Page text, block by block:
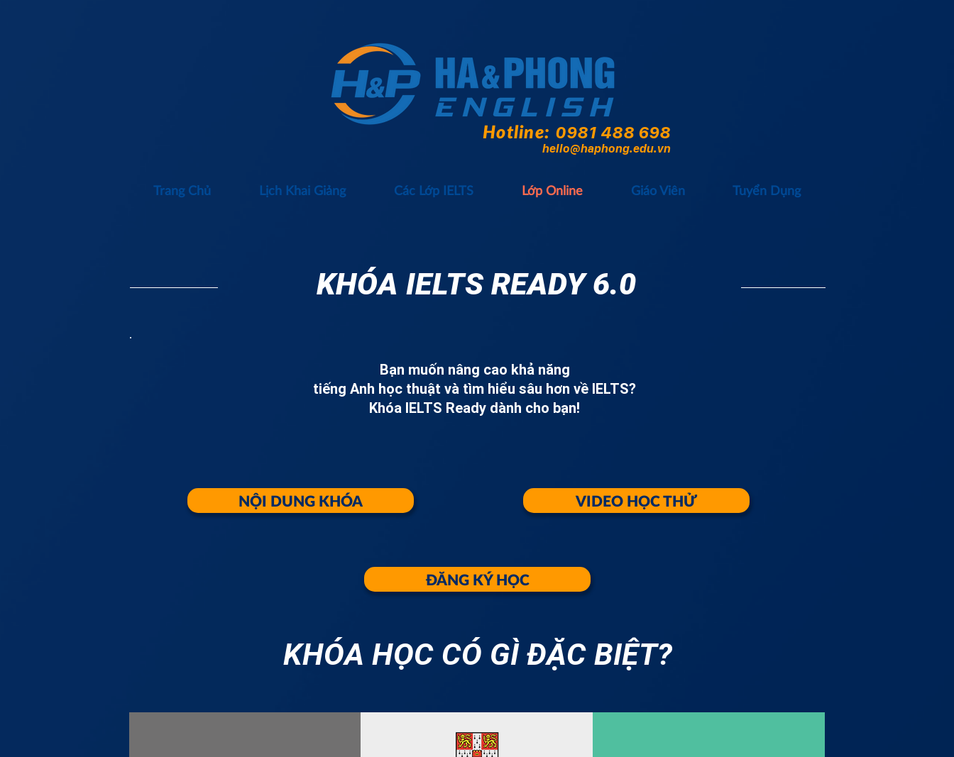
Hotline: 0981 488 698
hello@haphong.edu.vn
Trang Chủ Lịch Khai Giảng Các Lớp IELTS Lớp Online Giáo Viên Tuyển Dụng
KHÓA IELTS READY 6.0
Bạn muốn nâng cao khả năng
tiếng Anh học thuật và tìm hiểu sâu hơn về IELTS?
Khóa IELTS Ready dành cho bạn!
NỘI DUNG KHÓA VIDEO HỌC THỬ
ĐĂNG KÝ HỌC
KHÓA HỌC CÓ GÌ ĐẶC BIỆT?